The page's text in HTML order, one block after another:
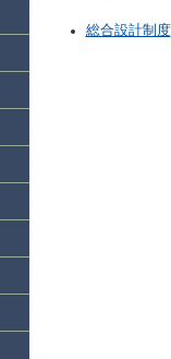
総合設計制度